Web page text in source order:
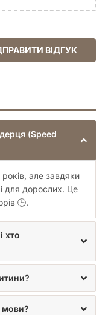
ВІДГУК
(Speed
але завдяки
для дорослих. Це
🕒.
хто
мови?